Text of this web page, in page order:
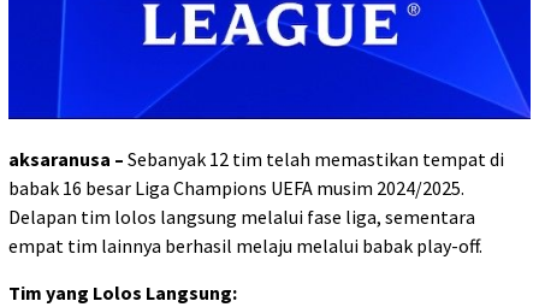
aksaranusa – Sebanyak 12 tim telah memastikan tempat di
babak 16 besar Liga Champions UEFA musim 2024/2025.
Delapan tim lolos langsung melalui fase liga, sementara
empat tim lainnya berhasil melaju melalui babak play-off.
Tim yang Lolos Langsung: